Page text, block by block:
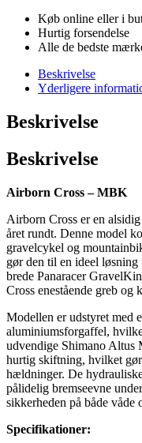
Køb online eller i
Hurtig forsendelse
Alle de bedste
Beskrivelse
Yderligere
Beskrivelse
Beskrivelse
Airborn Cross – MBK
Airborn Cross er en
året rundt. Denne model
gravelcykel og
gør den til en ideel
brede Panaracer
Cross enestående greb og
Modellen er udstyret med
aluminiumsforgaffel,
udvendige Shimano Altus
hurtig skiftning, hvilket
hældninger. De
pålidelig bremseevne
sikkerheden på både våde
Specifikationer: